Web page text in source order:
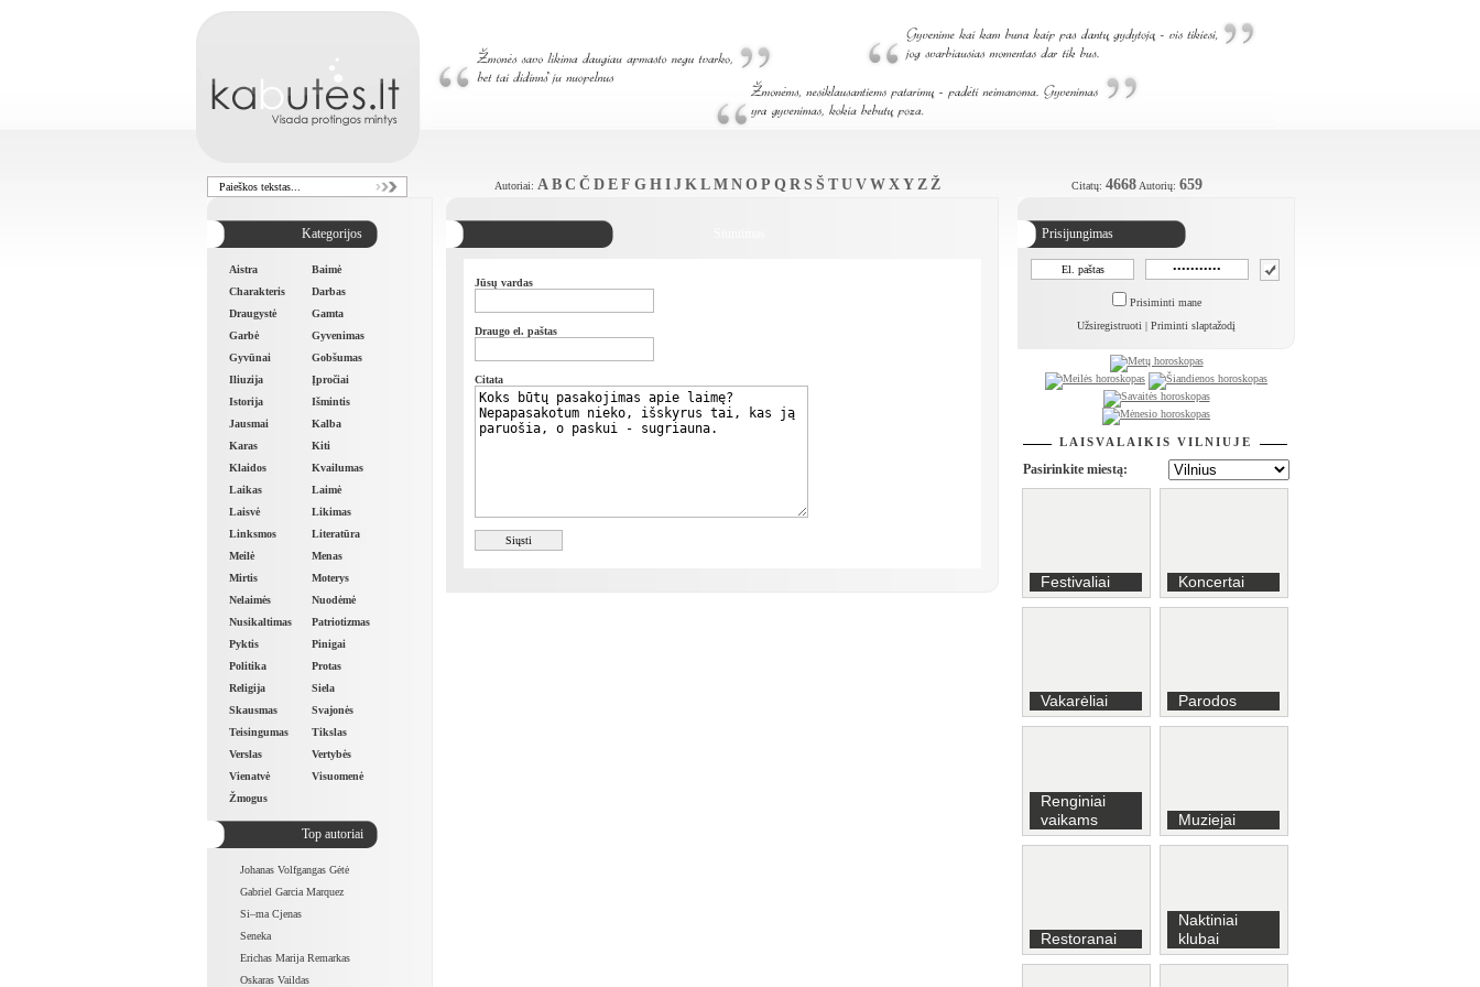
Autoriai: A B C Č D E F G H I J K L M N O P Q R S Š T U V W X Y Z Ž Citatų: 4668Autorių: 659
Prisijungimas
Prisiminti mane
Užsiregistruoti | Priminti slaptažodį
LAISVALAIKIS VILNIUJE
Pasirinkite miestą:
Festivaliai Koncertai
Vakarėliai Parodos
Renginiai
vaikams
Muziejai
Restoranai
Naktiniai
klubai
Kategorijos
Aistra
Baimė
Charakteris
Darbas
Draugystė
Gamta
Garbė
Gyvenimas
Gyvūnai
Gobšumas
Iliuzija
Įpročiai
Istorija
Išmintis
Jausmai
Kalba
Karas
Kiti
Klaidos
Kvailumas
Laikas
Laimė
Laisvė
Likimas
Linksmos
Literatūra
Meilė
Menas
Mirtis
Moterys
Nelaimės
Nuodėmė
Nusikaltimas
Patriotizmas
Pyktis
Pinigai
Politika
Protas
Religija
Siela
Skausmas
Svajonės
Teisingumas
Tikslas
Verslas
Vertybės
Vienatvė
Visuomenė
Žmogus
Top autoriai
Johanas Volfgangas Gėtė
Gabriel Garcia Marquez
Si–ma Cjenas
Seneka
Erichas Marija Remarkas
Oskaras Vaildas
Jūsų vardas
Draugo el. paštas
Citata